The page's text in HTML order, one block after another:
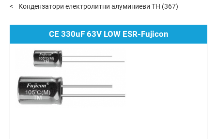
Кондензатори електролитни алуминиеви TH (367)
CE 330uF 63V LOW ESR-Fujicon